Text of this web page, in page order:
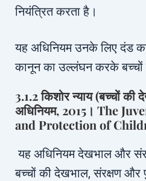
नियंत्रित करता है।
यह अधिनियम उनके लिए दंड
कानून का उल्लंघन करके बच्चों
3.1.2 किशोर न्याय (बच्चों
अधिनियम, 2015। The
and Protection of
यह अधिनियम देखभाल और
बच्चों की देखभाल, संरक्षण और